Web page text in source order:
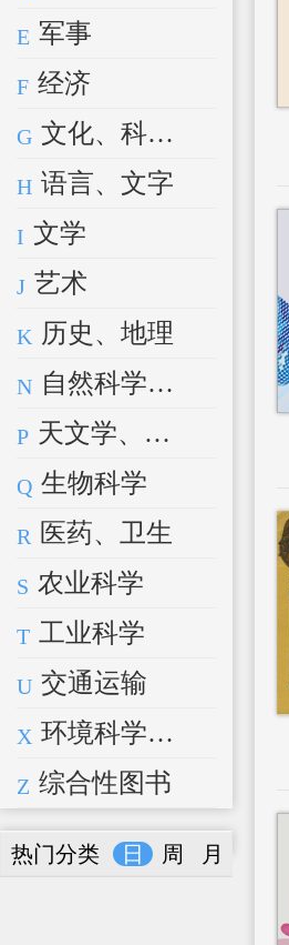
E 军事
F 经济
G 文化、科学、教育、体育
H 语言、文字
I 文学
J 艺术
K 历史、地理
N 自然科学总论
P 天文学、地球科学
Q 生物科学
R 医药、卫生
S 农业科学
T 工业科学
U 交通运输
X 环境科学、安全科学
Z 综合性图书
热门分类 日 周 月